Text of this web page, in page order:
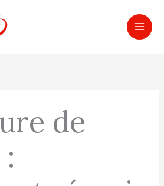
de